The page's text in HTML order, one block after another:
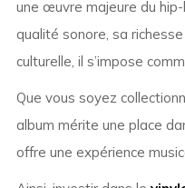
une œuvre majeure du
qualité sonore, sa
culturelle, il s’impose
Que vous soyez
album mérite une place
offre une expérience